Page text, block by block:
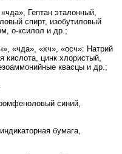
Гептан эталонный,
спирт, изобутиловый
о-ксилол и др.;
«чда», «хч», «осч»: Натрий
кислота, цинк хлористый,
квасцы и др.;
синий,
бумага,